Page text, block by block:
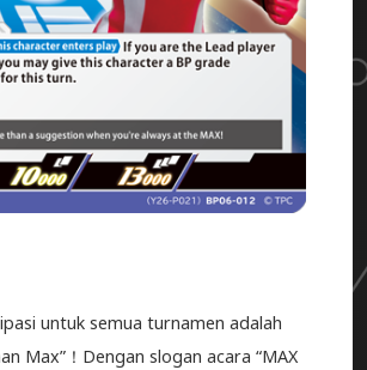
untuk semua turnamen adalah
Max”！Dengan slogan acara “MAX